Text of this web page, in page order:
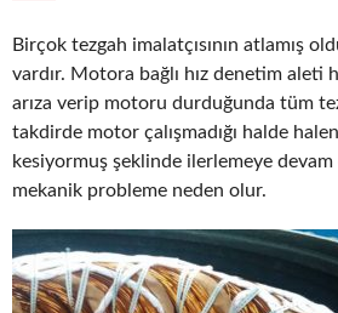
Birçok tezgah imalatçısının atlamış
vardır. Motora bağlı hız denetim aleti
arıza verip motoru durduğunda tüm
takdirde motor çalışmadığı halde
kesiyormuş şeklinde ilerlemeye
mekanik probleme neden olur.